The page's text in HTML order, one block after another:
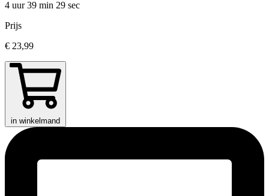
4 uur 39 min 29 sec
Prijs
€ 23,99
in winkelmand